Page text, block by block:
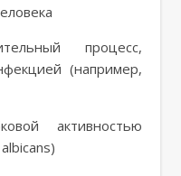
процесс,
(например,
активностью